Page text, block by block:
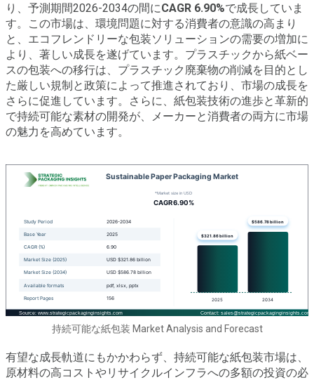
り、予測期間2026-2034の間にCAGR 6.90%で成長していま
す。この市場は、環境問題に対する消費者の意識の高まり
と、エコフレンドリーな包装ソリューションの需要の増加に
より、著しい成長を遂げています。プラスチックから紙ベー
スの包装への移行は、プラスチック廃棄物の削減を目的とし
た厳しい規制と政策によって推進されており、市場の成長を
さらに促進しています。さらに、紙包装技術の進歩と革新的
で持続可能な素材の開発が、メーカーと消費者の両方に市場
の魅力を高めています。
持続可能な紙包装 Market Analysis and Forecast
有望な成長軌道にもかかわらず、持続可能な紙包装市場は、
原材料の高コストやリサイクルインフラへの多額の投資の必